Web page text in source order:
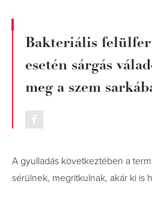
Bakteriális
esetén sárgás
meg a szem
A gyulladás következtében a
sérülnek, megritkulnak, akár ki is